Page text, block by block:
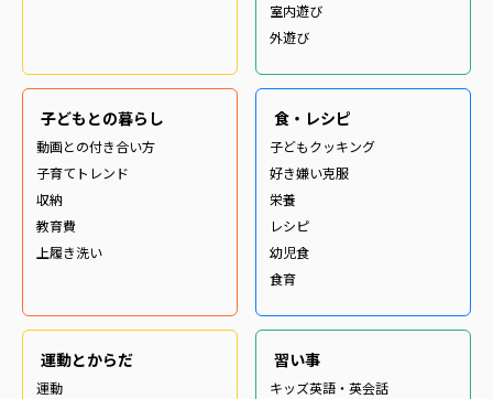
室内遊び
外遊び
子どもとの暮らし
動画との付き合い方
子育てトレンド
収納
教育費
上履き洗い
食・レシピ
子どもクッキング
好き嫌い克服
栄養
レシピ
幼児食
食育
運動とからだ
運動
習い事
キッズ英語・英会話